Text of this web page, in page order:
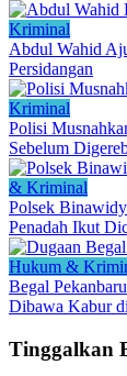
Kriminal
Abdul Wahid
Persidangan
Kriminal
Polisi
Sebelum
& Kriminal
Polsek
Penadah Ikut
Hukum &
Begal
Dibawa Kabur
Tinggalkan